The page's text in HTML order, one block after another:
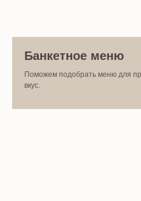
Банкетное меню
Поможем подобрать меню для
вкус.